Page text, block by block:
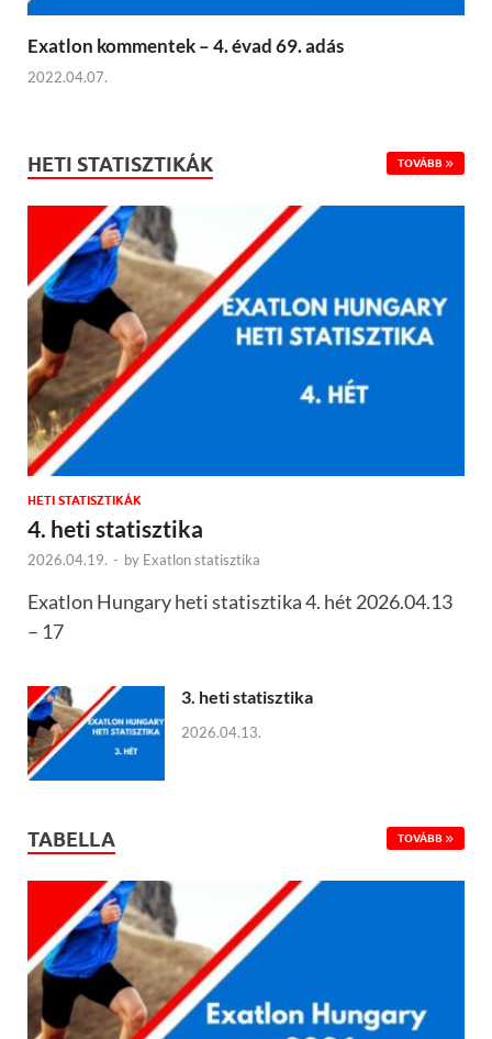
Exatlon kommentek – 4. évad 69. adás
2022.04.07.
HETI STATISZTIKÁK TOVÁBB
HETI STATISZTIKÁK
4. heti statisztika
2026.04.19. - by Exatlon statisztika
Exatlon Hungary heti statisztika 4. hét 2026.04.13
– 17
3. heti statisztika
2026.04.13.
TABELLA TOVÁBB